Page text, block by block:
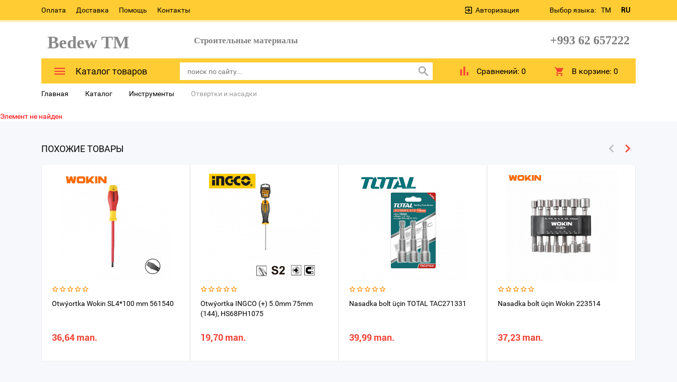
Оплата Доставка Помощь Контакты Выбор языка: TM RU
Авторизация
Bedew TM Строительные материалы +993 62 657222
Каталог товаров Сравнений: 0 В корзине:0
Главная Каталог Инструменты Отвертки и насадки
Элемент не найден
ПОХОЖИЕ ТОВАРЫ
Otwýortka Wokin SL4*100 mm 561540
36,64 man.
Otwýortka INGCO (+) 5.0mm 75mm
(144), HS68PH1075
19,70 man.
Nasadka bolt üçin TOTAL TAC271331
39,99 man.
Nasadka bolt üçin Wokin 223514
37,23 man.